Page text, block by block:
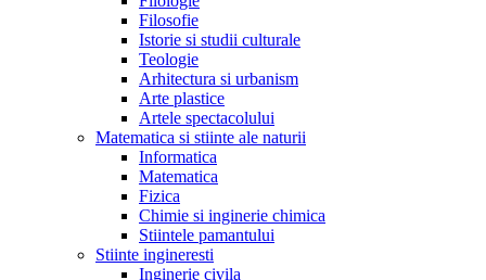
Filosofie
Istorie si studii culturale
Teologie
Arhitectura si urbanism
Arte plastice
Artele spectacolului
Matematica si stiinte ale naturii
Informatica
Matematica
Fizica
Chimie si inginerie chimica
Stiintele pamantului
Stiinte ingineresti
Inginerie civila